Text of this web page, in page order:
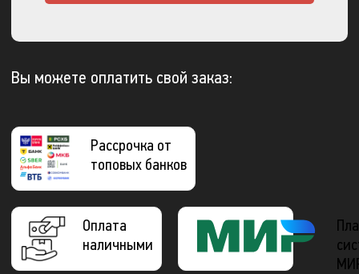
Вы можете оплатить свой заказ:
Рассрочка от
топовых банков
Оплата
наличными